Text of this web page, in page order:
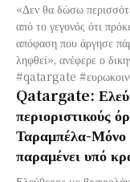
«Δεν θα δώσω
από το γεγονός ότι
απόφαση που άργησε
ληφθεί», ανέφερε ο
#qatargate
Qatargate:
περιοριστικούς
Ταραμπέλα-
παραμένει υπό